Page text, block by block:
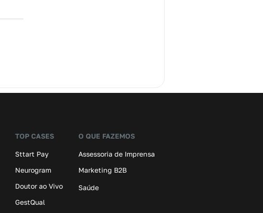
TOP CASES
Sttart Pay
Neurogram
Doutor ao Vivo
GestQual
O QUE FAZEMOS
Assessoria de Imprensa
Marketing B2B
Saúde